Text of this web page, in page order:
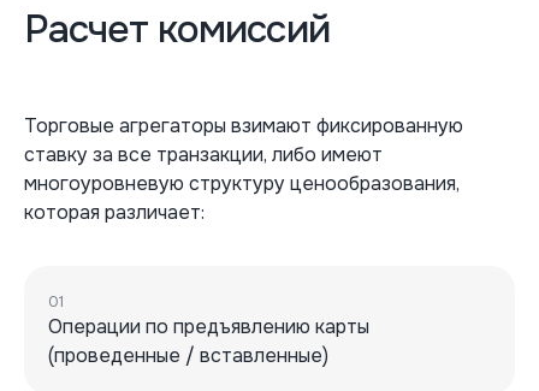
Расчет комиссий
Торговые агрегаторы взимают фиксированную
ставку за все транзакции, либо имеют
многоуровневую структуру ценообразования,
которая различает:
01
Операции по предъявлению карты
(проведенные / вставленные)